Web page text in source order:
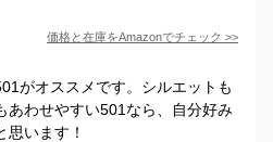
価格と在庫をAmazonでチェック >>
がオススメです。シルエットも
あわせやすい501なら、自分好み
思います！